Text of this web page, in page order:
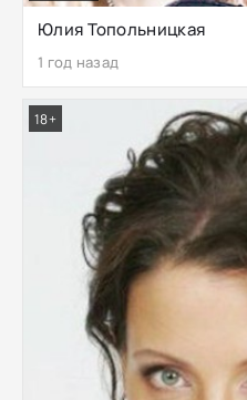
Юлия Топольницкая
1 год назад
18+